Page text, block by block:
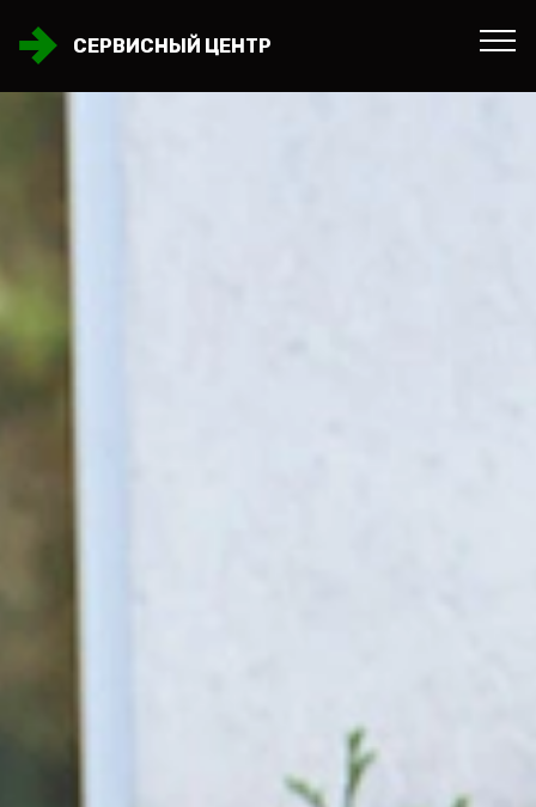
СЕРВИСНЫЙ ЦЕНТР